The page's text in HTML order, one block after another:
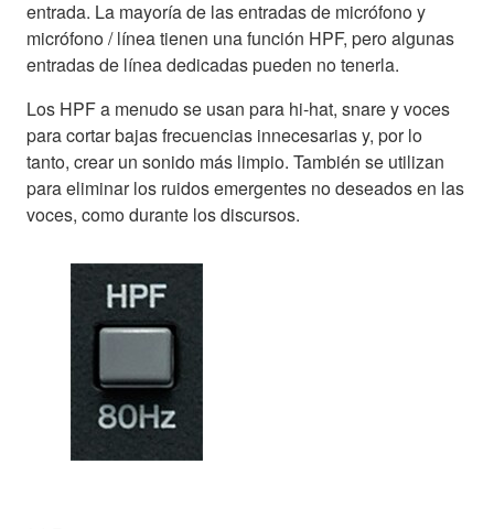
entrada. La mayoría de las entradas de micrófono y
micrófono / línea tienen una función HPF, pero algunas
entradas de línea dedicadas pueden no tenerla.
Los HPF a menudo se usan para hi-hat, snare y voces
para cortar bajas frecuencias innecesarias y, por lo
tanto, crear un sonido más limpio. También se utilizan
para eliminar los ruidos emergentes no deseados en las
voces, como durante los discursos.